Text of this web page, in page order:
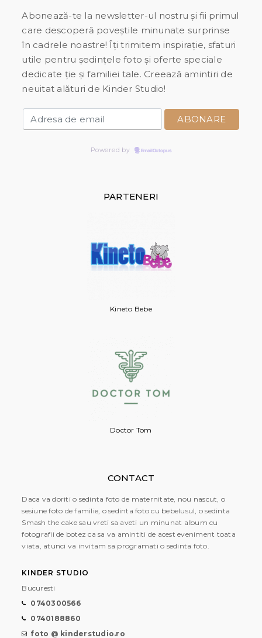
Abonează-te la newsletter-ul nostru și fii primul
care descoperă poveștile minunate surprinse
în cadrele noastre! Îți trimitem inspirație, sfaturi
utile pentru ședințele foto și oferte speciale
dedicate ție și familiei tale. Creează amintiri de
neuitat alături de Kinder Studio!
Powered by EmailOctopus
PARTENERI
Kineto Bebe
Doctor Tom
CONTACT
Daca va doriti o sedinta foto de maternitate, nou nascut, o
sesiune foto de familie, o sedinta foto cu bebelusul, o sedinta
Smash the cake sau vreti sa aveti un minunat album cu
fotografii de botez ca sa va amintiti de acest eveniment toata
viata, atunci va invitam sa programati o sedinta foto.
KINDER STUDIO
Bucuresti
0740300566
0740188860
foto @ kinderstudio.ro